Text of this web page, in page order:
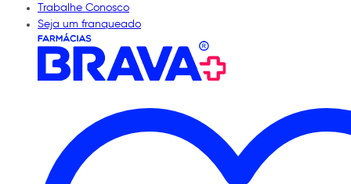
Trabalhe Conosco
Seja um franqueado